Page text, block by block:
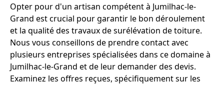
Opter pour d'un artisan compétent à Jumilhac-le-
Grand est crucial pour garantir le bon déroulement
et la qualité des travaux de surélévation de toiture.
Nous vous conseillons de prendre contact avec
plusieurs entreprises spécialisées dans ce domaine à
Jumilhac-le-Grand et de leur demander des devis.
Examinez les offres reçues, spécifiquement sur les